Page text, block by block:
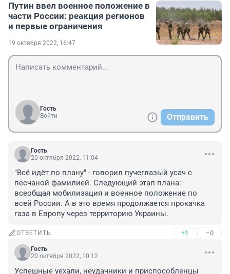
Путин ввел военное положение в
части России: реакция регионов
и первые ограничения
19 октября 2022, 16:47
Гость
Войти
Отправить
Гость
20 октября 2022, 11:04
"Всё идёт по плану" - говорил пучеглазый усач с
песчаной фамилией. Следующий этап плана:
всеобщая мобилизация и военное положение по
всей России. А в это время продолжается прокачка
газа в Европу через территорию Украины.
ОТВЕТИТЬ +1 –0
Гость
20 октября 2022, 10:12
Успешные уехали, неудачники и приспособленцы